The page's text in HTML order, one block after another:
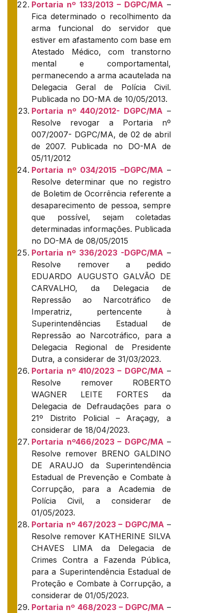
Portaria nº 133/2013 – DGPC/MA –
Fica determinado o recolhimento da
arma funcional do servidor que
estiver em afastamento com base em
Atestado Médico, com transtorno
mental e comportamental,
permanecendo a arma acautelada na
Delegacia Geral de Polícia Civil.
Publicada no DO-MA de 10/05/2013.
Portaria nº 440/2012- DGPC/MA –
Resolve revogar a Portaria nº
007/2007- DGPC/MA, de 02 de abril
de 2007. Publicada no DO-MA de
05/11/2012
Portaria nº 034/2015 –DGPC/MA –
Resolve determinar que no registro
de Boletim de Ocorrência referente a
desaparecimento de pessoa, sempre
que possível, sejam coletadas
determinadas informações. Publicada
no DO-MA de 08/05/2015
Portaria nº 336/2023 -DGPC/MA –
Resolve remover a pedido
EDUARDO AUGUSTO GALVÃO DE
CARVALHO, da Delegacia de
Repressão ao Narcotráfico de
Imperatriz, pertencente à
Superintendências Estadual de
Repressão ao Narcotráfico, para a
Delegacia Regional de Presidente
Dutra, a considerar de 31/03/2023.
Portaria nº 410/2023 – DGPC/MA –
Resolve remover ROBERTO
WAGNER LEITE FORTES da
Delegacia de Defraudações para o
21º Distrito Policial – Araçagy, a
considerar de 18/04/2023.
Portaria nº466/2023 – DGPC/MA –
Resolve remover BRENO GALDINO
DE ARAUJO da Superintendência
Estadual de Prevenção e Combate à
Corrupção, para a Academia de
Polícia Civil, a considerar de
01/05/2023.
Portaria nº 467/2023 – DGPC/MA –
Resolve remover KATHERINE SILVA
CHAVES LIMA da Delegacia de
Crimes Contra a Fazenda Pública,
para a Superintendência Estadual de
Proteção e Combate à Corrupção, a
considerar de 01/05/2023.
Portaria nº 468/2023 – DGPC/MA –